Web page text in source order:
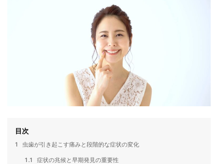
目次
1 虫歯が引き起こす痛みと段階的な症状の変化
1.1
症状の兆候と早期発見の重要性